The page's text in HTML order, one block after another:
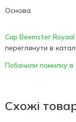
Основа
Сир Beemster Royaal
переглянути в
Побачили помилку в
Схожі